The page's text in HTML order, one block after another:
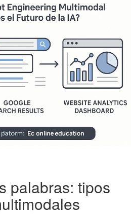
palabras: tipos